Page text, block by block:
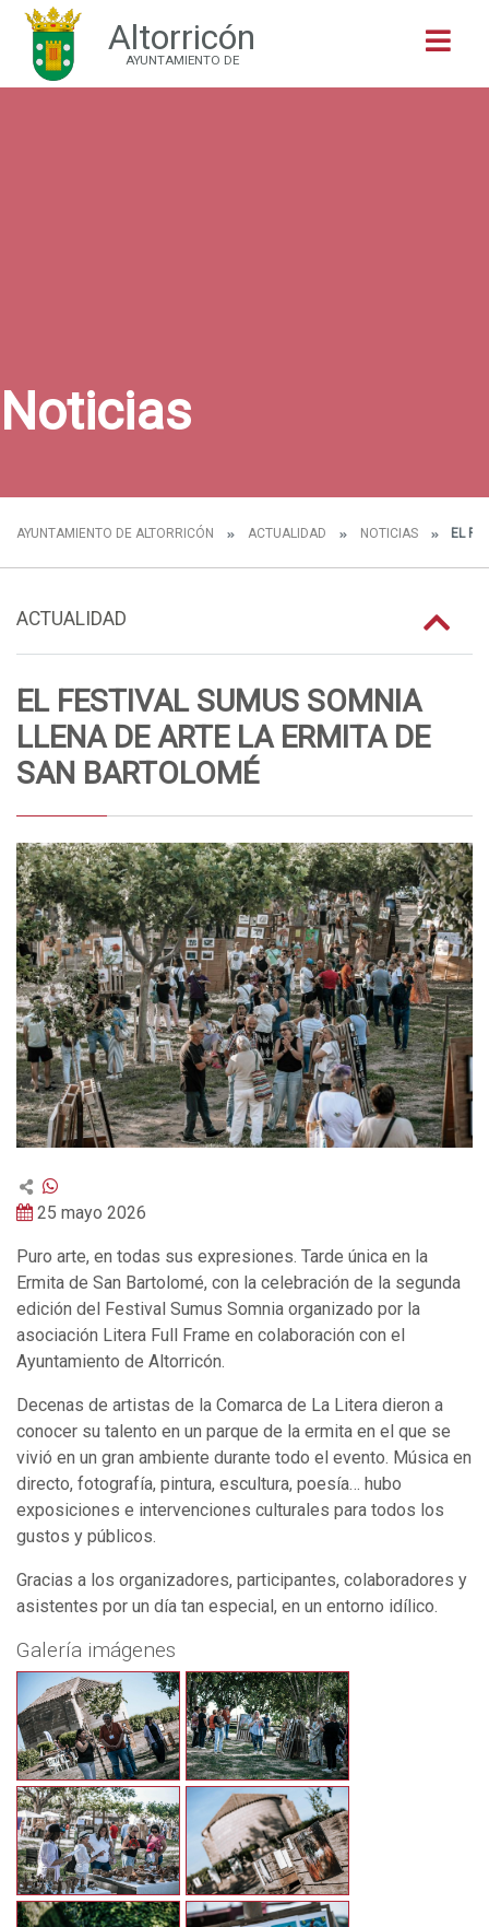
Altorricón
AYUNTAMIENTO DE
Noticias
AYUNTAMIENTO DE ALTORRICÓN ACTUALIDAD NOTICIAS EL
ACTUALIDAD
EL FESTIVAL SUMUS SOMNIA
LLENA DE ARTE LA ERMITA DE
SAN BARTOLOMÉ
25 mayo 2026
Puro arte, en todas sus expresiones. Tarde única en la
Ermita de San Bartolomé, con la celebración de la segunda
edición del Festival Sumus Somnia organizado por la
asociación Litera Full Frame en colaboración con el
Ayuntamiento de Altorricón.
Decenas de artistas de la Comarca de La Litera dieron a
conocer su talento en un parque de la ermita en el que se
vivió en un gran ambiente durante todo el evento. Música en
directo, fotografía, pintura, escultura, poesía… hubo
exposiciones e intervenciones culturales para todos los
gustos y públicos.
Gracias a los organizadores, participantes, colaboradores y
asistentes por un día tan especial, en un entorno idílico.
Galería imágenes